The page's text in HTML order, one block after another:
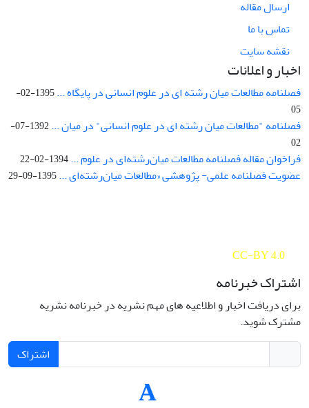
ارسال مقاله
تماس با ما
نقشه سایت
اخبار و اعلانات
فصلنامه مطالعات میان رشته ای در علوم انسانی در پایگاه ...
1395-02-
05
فصلنامه "مطالعات میان رشته ای در علوم انسانی" در میان ...
1392-07-
02
فراخوان مقاله فصلنامه مطالعات میان‌رشته‌ای در علوم ...1394-02-22
عضویت فصلنامه علمی- پژوهشی «مطالعات میان‌رشته‌ای ...1395-09-29
CC-BY 4.0
اشتراک خبرنامه
برای دریافت اخبار و اطلاعیه های مهم نشریه در خبرنامه نشریه
مشترک شوید.
اشتراک